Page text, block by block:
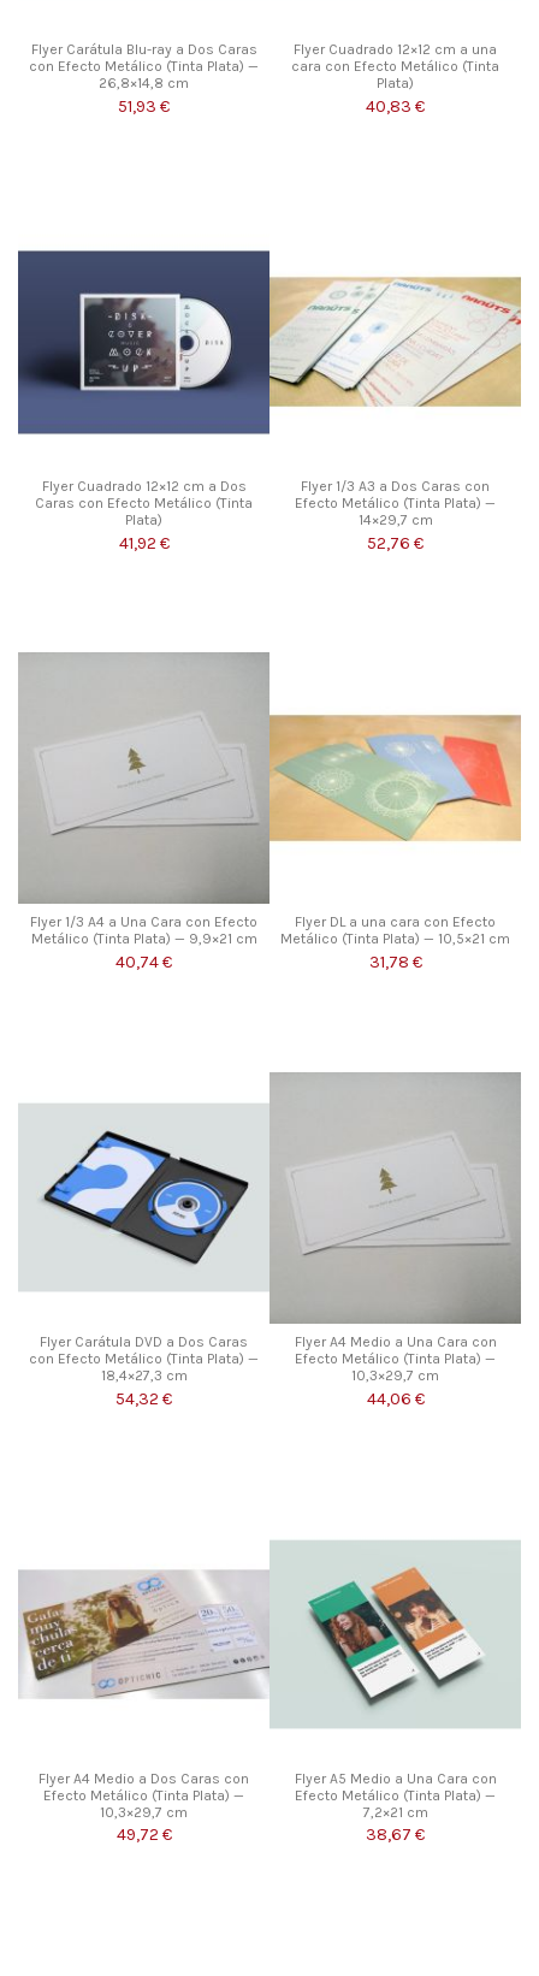
Flyer Carátula Blu-ray a Dos Caras
con Efecto Metálico (Tinta Plata) —
26,8×14,8 cm
51,93 €
Flyer Cuadrado 12×12 cm a una
cara con Efecto Metálico (Tinta
Plata)
40,83 €
Flyer Cuadrado 12×12 cm a Dos
Caras con Efecto Metálico (Tinta
Plata)
41,92 €
Flyer 1/3 A3 a Dos Caras con
Efecto Metálico (Tinta Plata) —
14×29,7 cm
52,76 €
Flyer 1/3 A4 a Una Cara con Efecto
Metálico (Tinta Plata) — 9,9×21 cm
40,74 €
Flyer DL a una cara con Efecto
Metálico (Tinta Plata) — 10,5×21 cm
31,78 €
Flyer Carátula DVD a Dos Caras
con Efecto Metálico (Tinta Plata) —
18,4×27,3 cm
54,32 €
Flyer A4 Medio a Una Cara con
Efecto Metálico (Tinta Plata) —
10,3×29,7 cm
44,06 €
Flyer A4 Medio a Dos Caras con
Efecto Metálico (Tinta Plata) —
10,3×29,7 cm
49,72 €
Flyer A5 Medio a Una Cara con
Efecto Metálico (Tinta Plata) —
7,2×21 cm
38,67 €